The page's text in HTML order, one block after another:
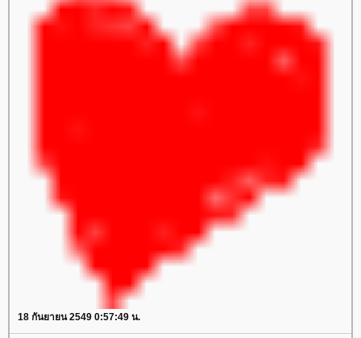
18 กันยายน 2549 0:57:49 น.